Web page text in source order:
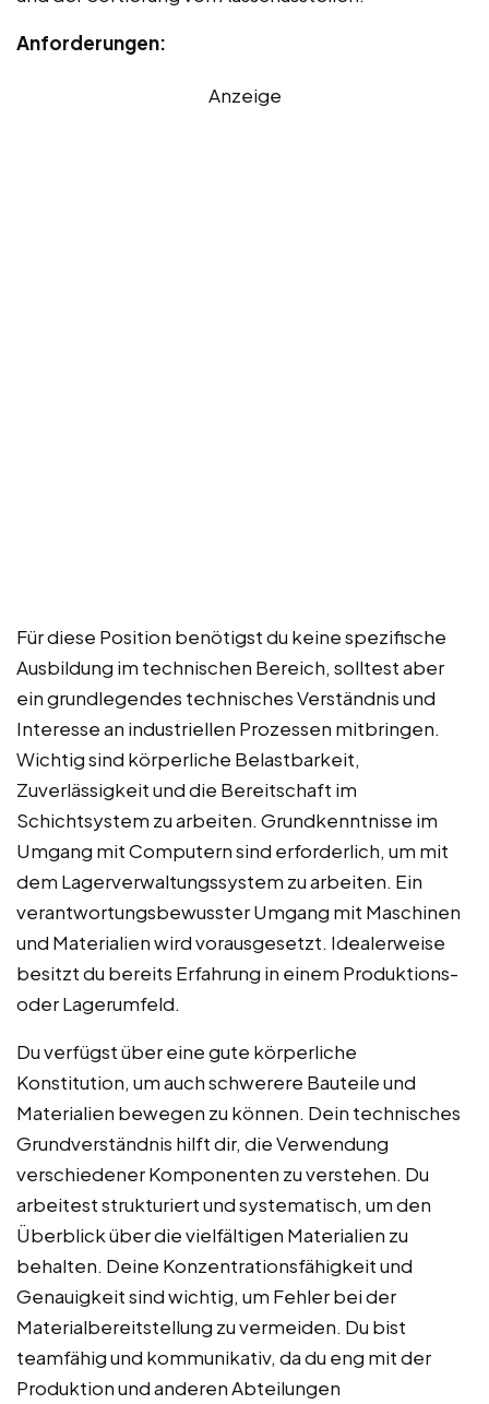
Anforderungen:
Anzeige
Für diese Position benötigst du keine spezifische
Ausbildung im technischen Bereich, solltest aber
ein grundlegendes technisches Verständnis und
Interesse an industriellen Prozessen mitbringen.
Wichtig sind körperliche Belastbarkeit,
Zuverlässigkeit und die Bereitschaft im
Schichtsystem zu arbeiten. Grundkenntnisse im
Umgang mit Computern sind erforderlich, um mit
dem Lagerverwaltungssystem zu arbeiten. Ein
verantwortungsbewusster Umgang mit Maschinen
und Materialien wird vorausgesetzt. Idealerweise
besitzt du bereits Erfahrung in einem Produktions-
oder Lagerumfeld.
Du verfügst über eine gute körperliche
Konstitution, um auch schwerere Bauteile und
Materialien bewegen zu können. Dein technisches
Grundverständnis hilft dir, die Verwendung
verschiedener Komponenten zu verstehen. Du
arbeitest strukturiert und systematisch, um den
Überblick über die vielfältigen Materialien zu
behalten. Deine Konzentrationsfähigkeit und
Genauigkeit sind wichtig, um Fehler bei der
Materialbereitstellung zu vermeiden. Du bist
teamfähig und kommunikativ, da du eng mit der
Produktion und anderen Abteilungen